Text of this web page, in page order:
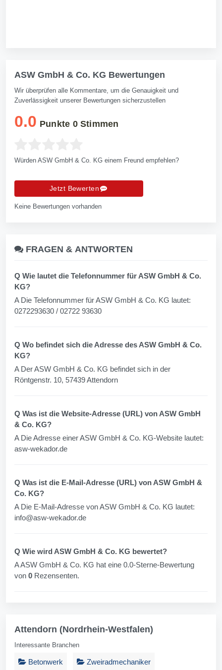
ASW GmbH & Co. KG Bewertungen
Wir überprüfen alle Kommentare, um die Genauigkeit und
Zuverlässigkeit unserer Bewertungen sicherzustellen
0.0 Punkte 0Stimmen
Würden ASW GmbH & Co. KG einem Freund empfehlen?
Jetzt Bewerten
Keine Bewertungen vorhanden
FRAGEN & ANTWORTEN
Q Wie lautet die Telefonnummer für ASW GmbH & Co.
KG?
A Die Telefonnummer für ASW GmbH & Co. KG lautet:
0272293630 / 02722 93630
Q Wo befindet sich die Adresse des ASW GmbH & Co.
KG?
A Der ASW GmbH & Co. KG befindet sich in der
Röntgenstr. 10, 57439 Attendorn
Q Was ist die Website-Adresse (URL) von ASW GmbH
& Co. KG?
A Die Adresse einer ASW GmbH & Co. KG-Website lautet:
asw-wekador.de
Q Was ist die E-Mail-Adresse (URL) von ASW GmbH &
Co. KG?
A Die E-Mail-Adresse von ASW GmbH & Co. KG lautet:
info@asw-wekador.de
Q Wie wird ASW GmbH & Co. KG bewertet?
A ASW GmbH & Co. KG hat eine 0.0-Sterne-Bewertung
von 0 Rezensenten.
Attendorn (Nordrhein-Westfalen)
Interessante Branchen
Betonwerk Zweiradmechaniker